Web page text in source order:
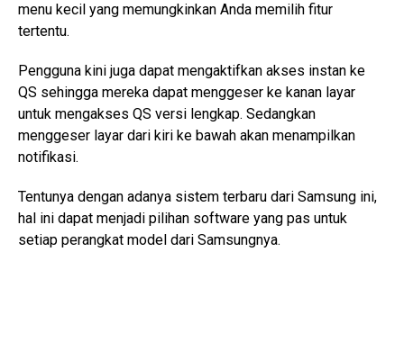
menu kecil yang memungkinkan Anda memilih fitur
tertentu.
Pengguna kini juga dapat mengaktifkan akses instan ke
QS sehingga mereka dapat menggeser ke kanan layar
untuk mengakses QS versi lengkap. Sedangkan
menggeser layar dari kiri ke bawah akan menampilkan
notifikasi.
Tentunya dengan adanya sistem terbaru dari Samsung ini,
hal ini dapat menjadi pilihan software yang pas untuk
setiap perangkat model dari Samsungnya.